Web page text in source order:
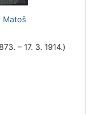
Matoš
– 17. 3. 1914.)